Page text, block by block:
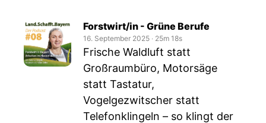
Forstwirt/in - Grüne Berufe
16. September 2025 ‧ 25m 18s
Frische Waldluft statt
Großraumbüro, Motorsäge
statt Tastatur,
Vogelgezwitscher statt
Telefonklingeln – so klingt der